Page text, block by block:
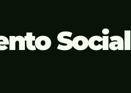
Social